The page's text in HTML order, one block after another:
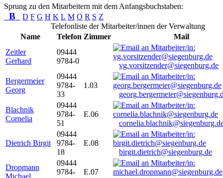
Sprung zu den Mitarbeitern mit dem Anfangsbuchstaben:
B D F G H K L M O R S Z
Telefonliste der Mitarbeiter/innen der Verwaltung
Name
Telefon Zimmer
Mail
Zeitler
Gerhard
09444
9784-0
vg.vorsitzender@siegenburg.de
Bergermeier
Georg
09444
9784-
33
1.03
Blachnik
Cornelia
09444
9784-
51
E.06
Dietrich Birgit
09444
9784-
18
E.08
birgit.dietrich@siegenburg.de
Dropmann
09444
9784-
E.07